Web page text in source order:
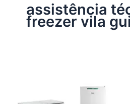
assistência
freezer vila